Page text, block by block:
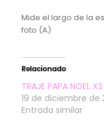
Mide el largo de la
foto (A)
Relacionado
TRAJE PAPA NOEL XS
19 de diciembre de
Entrada similar